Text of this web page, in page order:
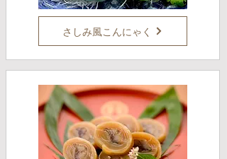
さしみ風こんにゃく